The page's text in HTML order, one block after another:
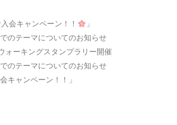
会キャンペーン！！
」
のテーマについてのお知らせ
ーキングスタンプラリー開催
のテーマについてのお知らせ
キャンペーン！！」